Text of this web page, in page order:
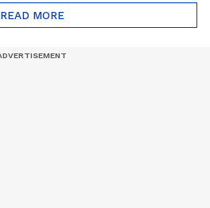
ന്ത്?| Unmadham
Movie| Kunchacko
READ MORE